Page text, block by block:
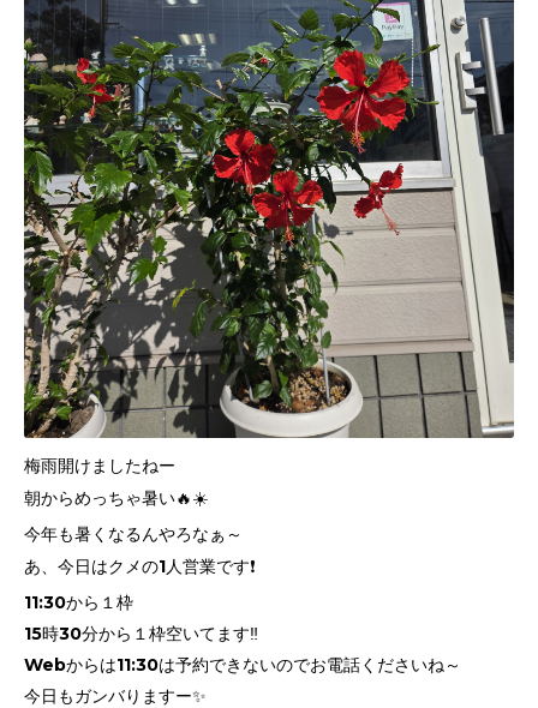
梅雨開けましたねー
朝からめっちゃ暑い🔥☀️
今年も暑くなるんやろなぁ～
あ、今日はクメの1人営業です❗
11:30から１枠
15時30分から１枠空いてます‼️
Webからは11:30は予約できないのでお電話くださいね～
今日もガンバりますー✨